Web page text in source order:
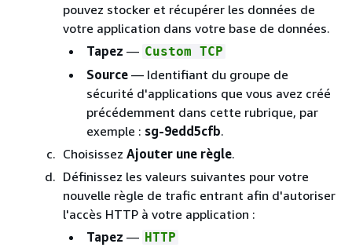
pouvez stocker et récupérer les données de
votre application dans votre base de données.
Tapez — Custom TCP
Source — Identifiant du groupe de
sécurité d'applications que vous avez créé
précédemment dans cette rubrique, par
exemple : sg-9edd5cfb.
Choisissez Ajouter une règle.
Définissez les valeurs suivantes pour votre
nouvelle règle de trafic entrant afin d'autoriser
l'accès HTTP à votre application :
Tapez — HTTP